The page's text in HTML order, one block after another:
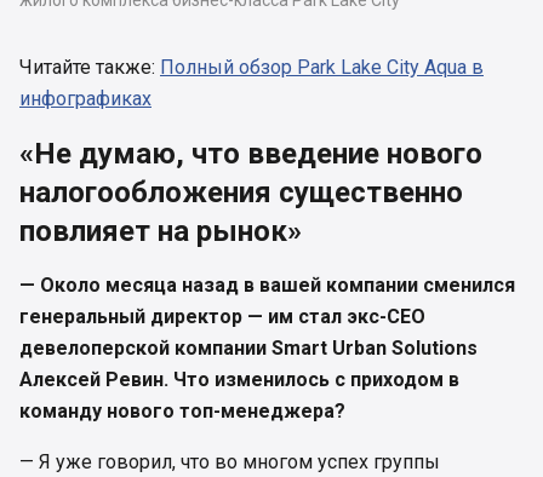
Читайте также: Полный обзор Park Lake City Aqua в
инфографиках
«Не думаю, что введение нового
налогообложения существенно
повлияет на рынок»
— Около месяца назад в вашей компании сменился
генеральный директор — им стал экс-СЕО
девелоперской компании Smart Urban Solutions
Алексей Ревин. Что изменилось с приходом в
команду нового топ-менеджера?
— Я уже говорил, что во многом успех группы